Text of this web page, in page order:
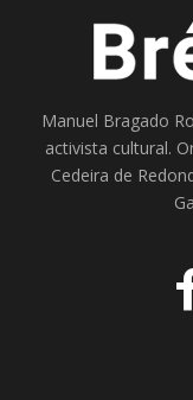
Manuel Bragado
activista cultural.
Cedeira de